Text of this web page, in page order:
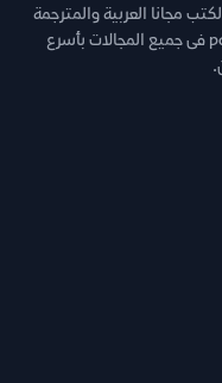
مجانا العربية والمترجمة
والروايات والقصص وغيرها من كتب مجانية pdf فى جميع المجالات بأسرع